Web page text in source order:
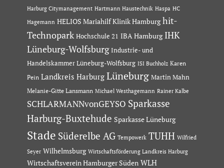
Harburg Citymanagement Hartmann Haustechnik Haspa HC
Hagemann HELIOS Mariahilf Klinik Hamburg hit-
Technopark Hochschule 21 IBA Hamburg IHK
Lüneburg-Wolfsburg Industrie- und
Handelskammer Lüneburg-Wolfsburg ISI Buchholz Karen
Pein Landkreis Harburg Lüneburg Martin Mahn
Melanie-Gitte Lansmann Michael Westhagemann Rainer Kalbe
SCHLARMANNvonGEYSO Sparkasse
Harburg-Buxtehude Sparkasse Lüneburg
Stade Süderelbe AG Tempowerk TUHH Wilfried
Seyer Wilhelmsburg Wirtschaftsförderung Landkreis Harburg
Wirtschaftsverein Hamburger Süden WLH